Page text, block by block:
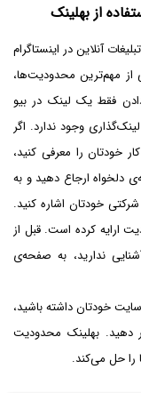
از بهلینک
آنلاین در اینستاگرام
مهم‌ترین محدودیت‌ها،
فقط یک لینک در بیو
وجود ندارد. اگر
خودتان را معرفی کنید،
دلخواه ارجاع دهید و به
خودتان اشاره کنید.
ارایه کرده است. قبل از
ندارید، به صفحه‌ی
خودتان داشته باشید،
دهید. بهلینک محدودیت
را حل می‌کند.